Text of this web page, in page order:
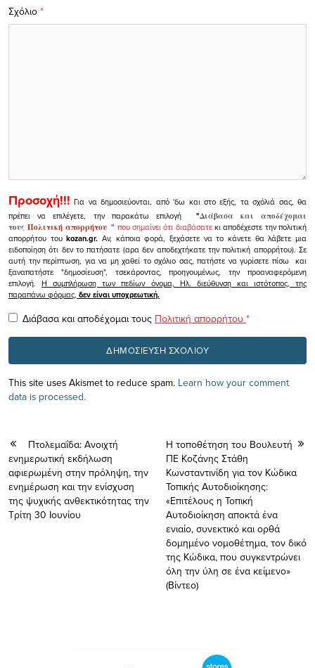
Σχόλιο *
Προσοχή!!! Για να δημοσιεύονται, από 'δω και στο εξής, τα σχόλιά σας, θα
πρέπει να επιλέγετε, την παρακάτω επιλογή
"Διάβασα και αποδέχομαι
τουςΠολιτική απορρήτου" που σημαίνει ότι διαβάσατεκι αποδέχεστε την πολιτική
απορρήτου τουkozan.gr. Αν, κάποια φορά, ξεχάσετε να το κάνετε θα λάβετε μια
ειδοποίηση ότι δεν το πατήσατε (αρα δεν αποδεχτήκατε την πολιτική απορρήτου). Σε
αυτή την περίπτωση, για να μη χαθεί το σχόλιο σας, πατήστε να γυρίσετε πίσω και
ξαναπατήστε "δημοσίευση", τσεκάροντας, προηγουμένως, την προαναφερόμενη
επιλογή.Η συμπλήρωση των πεδίων όνομα, Ηλ. διεύθυνση και ιστότοπος, της
παραπάνω φόρμας, δεν είναι υποχρεωτική.
Διάβασα και αποδέχομαι τους Πολιτική απορρήτου *
This site uses Akismet to reduce spam. Learn how your comment
data is processed.
Πτολεμαΐδα: Aνοιχτή
ενημερωτική εκδήλωση
αφιερωμένη στην πρόληψη, την
ενημέρωση και την ενίσχυση
της ψυχικής ανθεκτικότητας την
Τρίτη 30 Ιουνίου
Η τοποθέτηση του Βουλευτή
ΠΕ Κοζάνης Στάθη
Κωνσταντινίδη για τον Κώδικα
Τοπικής Αυτοδιοίκησης:
«Επιτέλους η Τοπική
Αυτοδιοίκηση αποκτά ένα
ενιαίο, συνεκτικό και ορθά
δομημένο νομοθέτημα, τον δικό
της Κώδικα, που συγκεντρώνει
όλη την ύλη σε ένα κείμενο»
(Βίντεο)